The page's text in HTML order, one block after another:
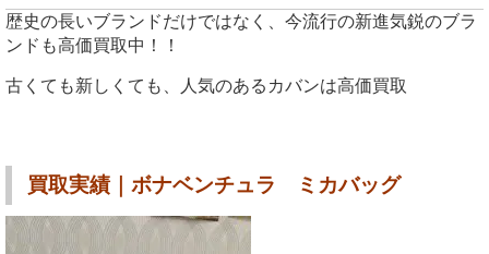
歴史の長いブランドだけではなく、今流行の新進気鋭のブラ
ンドも高価買取中！！
古くても新しくても、人気のあるカバンは高価買取
買取実績｜ボナベンチュラ ミカバッグ